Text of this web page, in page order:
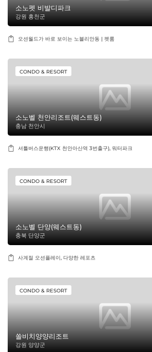
소노펫 비발디파크
강원 홍천군
오션월드가 바로 보이는 노블리안동 | 펫룸
CONDO & RESORT
소노벨 천안리조트(웨스트동)
충남 천안시
셔틀버스운행(KTX 천안아산역 3번출구), 워터파크
CONDO & RESORT
소노벨 단양(웨스트동)
충북 단양군
사계절 오션플레이, 다양한 레포츠
CONDO & RESORT
쏠비치양양리조트
강원 양양군